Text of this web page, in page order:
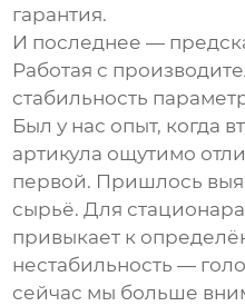
гарантия.
И последнее —
Работая с
стабильность
Был у нас опыт, когда
артикула ощутимо
первой. Пришлось
сырьё. Для
привыкает к
нестабильность —
сейчас мы больше